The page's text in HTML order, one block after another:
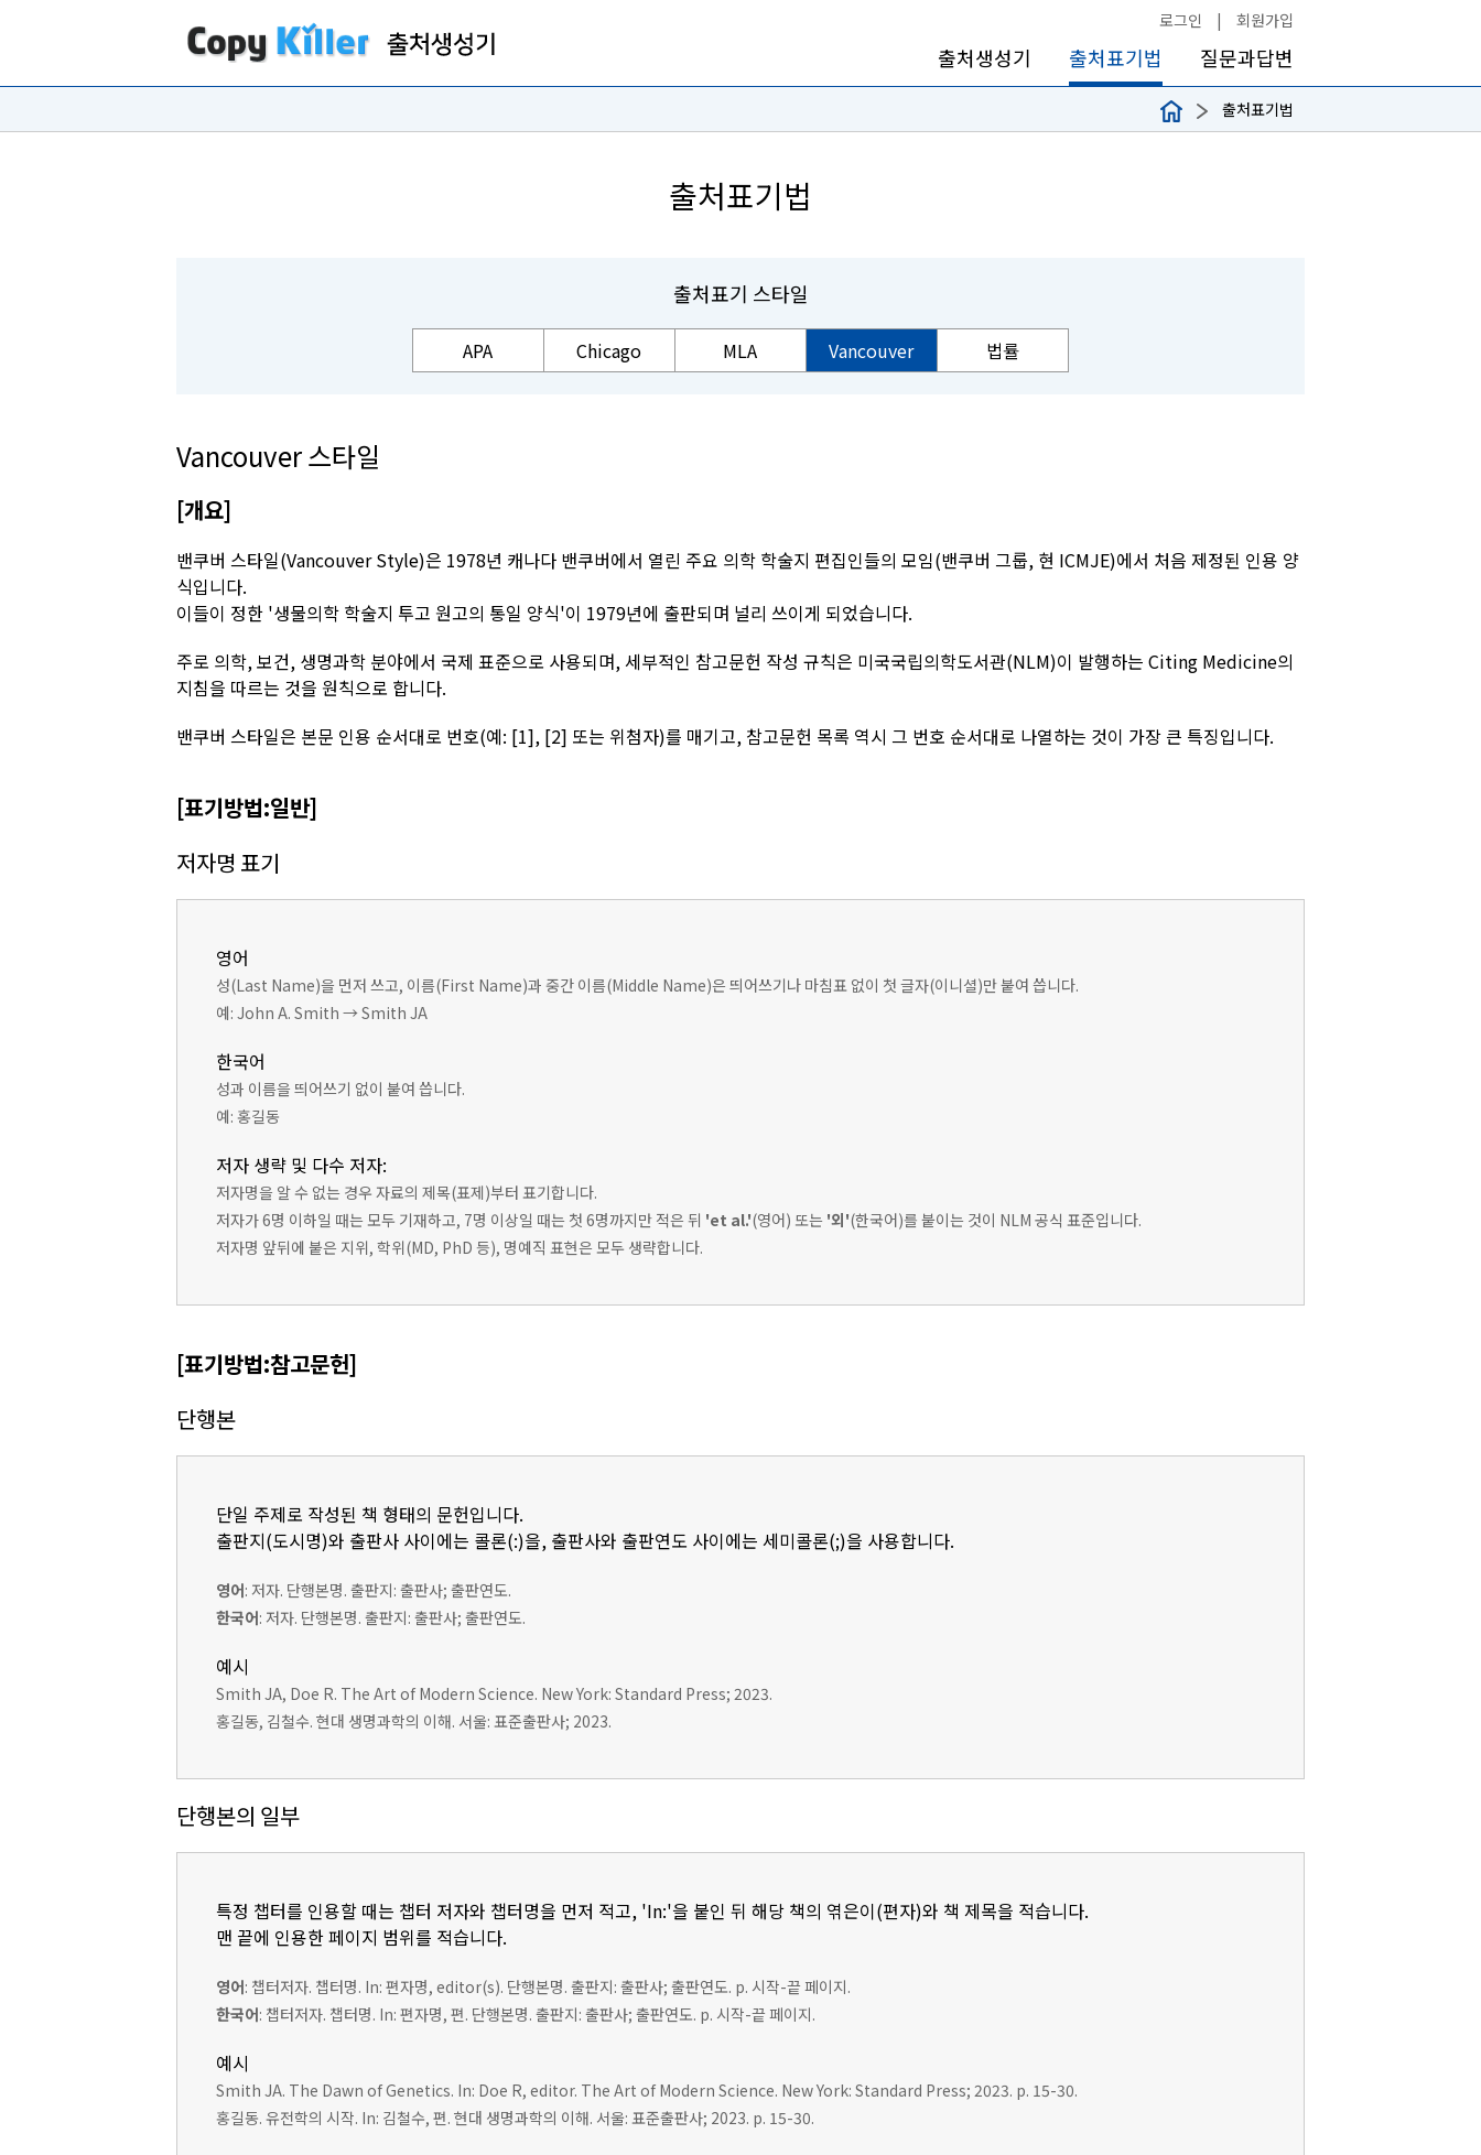
로그인 | 회원가입
출처생성기 출처표기법 질문과답변
출처표기법
출처표기법
출처표기 스타일
APA Chicago MLA Vancouver 법률
Vancouver 스타일
[개요]
밴쿠버 스타일(Vancouver Style)은 1978년 캐나다 밴쿠버에서 열린 주요 의학 학술지 편집인들의 모임(밴쿠버 그룹, 현 ICMJE)에서 처음 제정된 인용 양
식입니다.
이들이 정한 '생물의학 학술지 투고 원고의 통일 양식'이 1979년에 출판되며 널리 쓰이게 되었습니다.
주로 의학, 보건, 생명과학 분야에서 국제 표준으로 사용되며, 세부적인 참고문헌 작성 규칙은 미국국립의학도서관(NLM)이 발행하는 Citing Medicine의
지침을 따르는 것을 원칙으로 합니다.
밴쿠버 스타일은 본문 인용 순서대로 번호(예: [1], [2] 또는 위첨자)를 매기고, 참고문헌 목록 역시 그 번호 순서대로 나열하는 것이 가장 큰 특징입니다.
[표기방법:일반]
저자명 표기
영어
성(Last Name)을 먼저 쓰고, 이름(First Name)과 중간 이름(Middle Name)은 띄어쓰기나 마침표 없이 첫 글자(이니셜)만 붙여 씁니다.
예: John A. Smith → Smith JA
한국어
성과 이름을 띄어쓰기 없이 붙여 씁니다.
예: 홍길동
저자 생략 및 다수 저자:
저자명을 알 수 없는 경우 자료의 제목(표제)부터 표기합니다.
저자가 6명 이하일 때는 모두 기재하고, 7명 이상일 때는 첫 6명까지만 적은 뒤 'et al.'(영어) 또는 '외'(한국어)를 붙이는 것이 NLM 공식 표준입니다.
저자명 앞뒤에 붙은 지위, 학위(MD, PhD 등), 명예직 표현은 모두 생략합니다.
[표기방법:참고문헌]
단행본
단일 주제로 작성된 책 형태의 문헌입니다.
출판지(도시명)와 출판사 사이에는 콜론(:)을, 출판사와 출판연도 사이에는 세미콜론(;)을 사용합니다.
영어: 저자. 단행본명. 출판지: 출판사; 출판연도.
한국어: 저자. 단행본명. 출판지: 출판사; 출판연도.
예시
Smith JA, Doe R. The Art of Modern Science. New York: Standard Press; 2023.
홍길동, 김철수. 현대 생명과학의 이해. 서울: 표준출판사; 2023.
단행본의 일부
특정 챕터를 인용할 때는 챕터 저자와 챕터명을 먼저 적고, 'In:'을 붙인 뒤 해당 책의 엮은이(편자)와 책 제목을 적습니다.
맨 끝에 인용한 페이지 범위를 적습니다.
영어: 챕터저자. 챕터명. In: 편자명, editor(s). 단행본명. 출판지: 출판사; 출판연도. p. 시작-끝 페이지.
한국어: 챕터저자. 챕터명. In: 편자명, 편. 단행본명. 출판지: 출판사; 출판연도. p. 시작-끝 페이지.
예시
Smith JA. The Dawn of Genetics. In: Doe R, editor. The Art of Modern Science. New York: Standard Press; 2023. p. 15-30.
홍길동. 유전학의 시작. In: 김철수, 편. 현대 생명과학의 이해. 서울: 표준출판사; 2023. p. 15-30.